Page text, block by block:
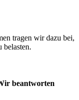
tragen wir dazu bei,
beantworten